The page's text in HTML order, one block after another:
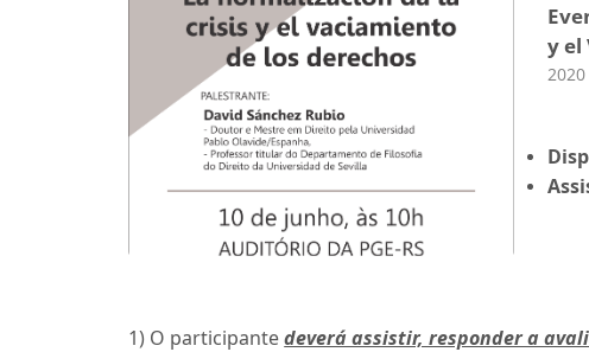
y el
2020
1) O participantedeverá assistir, responder a